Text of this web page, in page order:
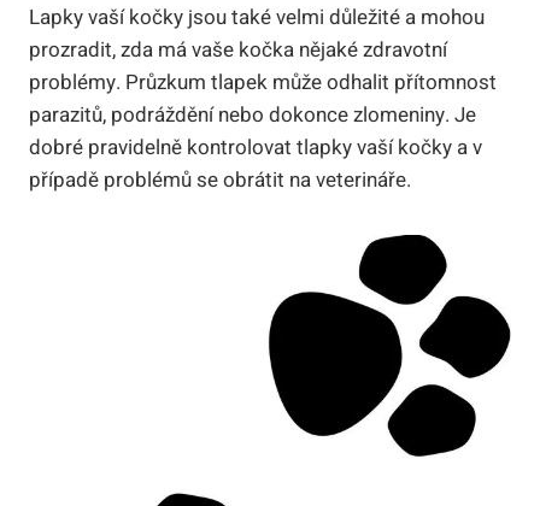
Lapky vaší kočky jsou také velmi důležité a mohou
prozradit, zda má vaše kočka nějaké zdravotní
problémy. Průzkum tlapek může odhalit přítomnost
parazitů, podráždění nebo dokonce zlomeniny. Je
dobré pravidelně kontrolovat tlapky vaší kočky a v
případě problémů se obrátit na veterináře.